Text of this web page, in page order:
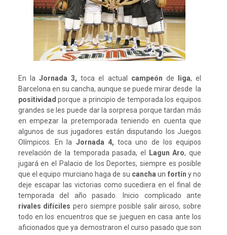
En laJornada 3, toca el actual campeón de liga, el
Barcelona en su cancha, aunque se puede mirar desde la
positividad porque a principio de temporada los equipos
grandes se les puede dar la sorpresa porque tardan más
en empezar la pretemporada teniendo en cuenta que
algunos de sus jugadores están disputando los Juegos
Olímpicos. En la Jornada 4, toca uno de los equipos
revelación de la temporada pasada, el
Lagun Aro, que
jugará en el Palacio de los Deportes, siempre es posible
que el equipo murciano haga de su cancha un fortín y no
deje escapar las victorias como sucediera en el final de
temporada del año pasado. Inicio complicado ante
rivales difíciles pero siempre posible salir airoso, sobre
todo en los encuentros que se jueguen en casa ante los
aficionados que ya demostraron el curso pasado que son